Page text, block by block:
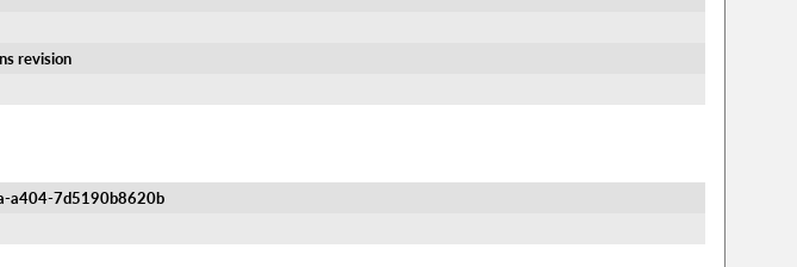
revision
a404-7d5190b8620b